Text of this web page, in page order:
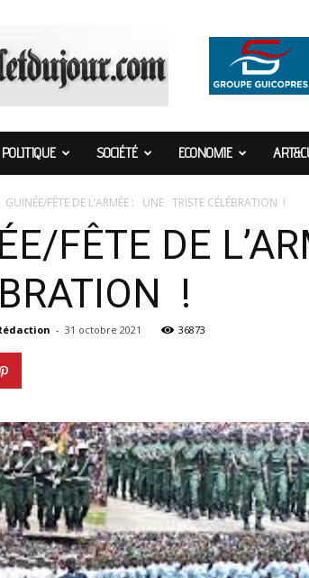
POLITIQUE SOCIÉTÉ ECONOMIE
GUINÉE/FÊTE DE L’ARMÉE : UNE TRISTE CÉLÉBRATION !
FÊTE DE
!
- 31 octobre 2021 36873